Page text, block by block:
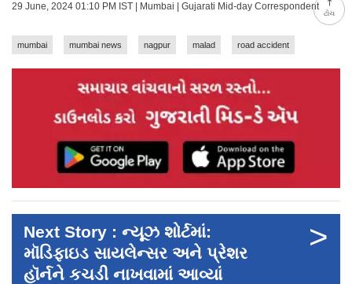
ટોચ
29 June, 2024 01:10 PM IST | Mumbai | Gujarati Mid-day Correspondent
mumbai mumbai news nagpur malad road accident
Next Story : ન્યૂઝ શોર્ટમાં:
મૉડિફાઇડ સાયલેન્સર અને પ્રેશર
હૉર્નને કચડી નાખવામાં આવ્યાં
>